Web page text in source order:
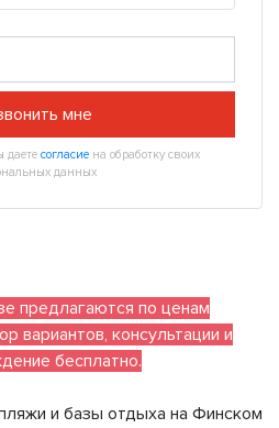
мне
даете согласиена обработку своих
данных
предлагаются по ценам
вариантов, консультации и
бесплатно.
и базы отдыха на Финском